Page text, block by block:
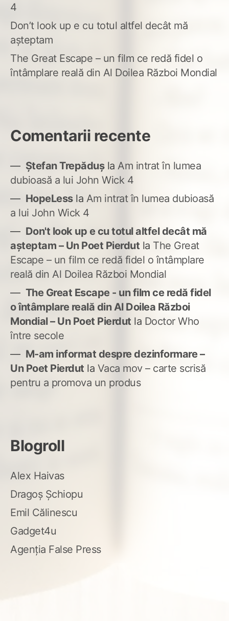
4
Don’t look up e cu totul altfel decât mă
așteptam
The Great Escape – un film ce redă fidel o
întâmplare reală din Al Doilea Război Mondial
Comentarii recente
Ștefan Trepădușla Am intrat în lumea
dubioasă a lui John Wick 4
HopeLessla Am intrat în lumea dubioasă
a lui John Wick 4
Don't look up e cu totul altfel decât mă
așteptam – Un Poet Pierdut la The Great
Escape – un film ce redă fidel o întâmplare
reală din Al Doilea Război Mondial
The Great Escape - un film ce redă fidel
o întâmplare reală din Al Doilea Război
Mondial – Un Poet Pierdut la Doctor Who
între secole
M-am informat despre dezinformare –
Un Poet Pierdut la Vaca mov – carte scrisă
pentru a promova un produs
Blogroll
Alex Haivas
Dragoș Șchiopu
Emil Călinescu
Gadget4u
Agenția False Press